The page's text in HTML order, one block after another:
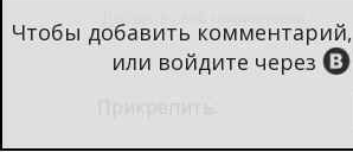
Чтобы добавить комментарий,
или войдите через